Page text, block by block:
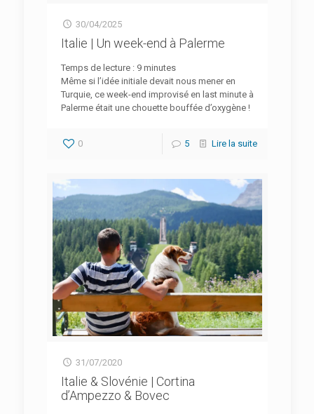
30/04/2025
Italie | Un week-end à Palerme
Temps de lecture : 9 minutes
Même si l’idée initiale devait nous mener en
Turquie, ce week-end improvisé en last minute à
Palerme était une chouette bouffée d’oxygène !
0 5 Lire la suite
31/07/2020
Italie & Slovénie | Cortina
d’Ampezzo & Bovec